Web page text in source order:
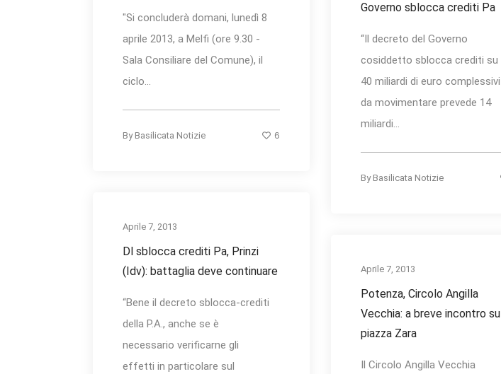
"Si concluderà domani, lunedì 8
aprile 2013, a Melfi (ore 9.30 -
Sala Consiliare del Comune), il
ciclo...
By Basilicata Notizie 6
Governo sblocca crediti Pa
“Il decreto del Governo
cosiddetto sblocca crediti su
40 miliardi di euro complessivi
da movimentare prevede 14
miliardi...
By Basilicata Notizie
Aprile 7, 2013
Dl sblocca crediti Pa, Prinzi
(Idv): battaglia deve continuare
“Bene il decreto sblocca-crediti
della P.A., anche se è
necessario verificarne gli
effetti in particolare sul
Aprile 7, 2013
Potenza, Circolo Angilla
Vecchia: a breve incontro su
piazza Zara
Il Circolo Angilla Vecchia